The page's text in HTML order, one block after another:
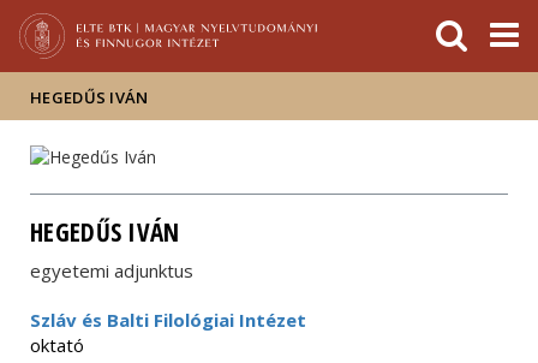
Hírek
Események
ELTE a
sajtóban
HEGEDŰS IVÁN
HEGEDŰS IVÁN
egyetemi adjunktus
Szláv és Balti Filológiai Intézet
oktató